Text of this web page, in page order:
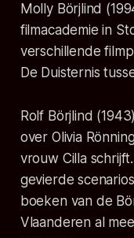
Molly Börjlind
filmacademie in
verschillende
De Duisternis
Rolf Börjlind
over Olivia
vrouw Cilla
gevierde
boeken van de
Vlaanderen al